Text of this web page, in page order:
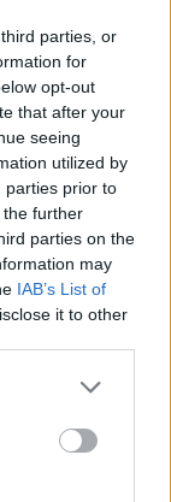
parties, or
for
opt-out
that after your
seeing
utilized by
parties prior to
further
parties on the
may
IAB’s List of
it to other
in
volt
erogare
nel caso della
peso è
per la
ad alte
il
per
di questa